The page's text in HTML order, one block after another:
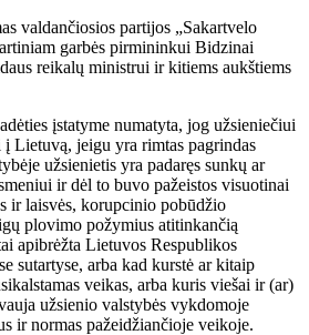
valdančiosios partijos „Sakartvelo
garbės pirmininkui Bidzinai
reikalų ministrui ir kitiems aukštiems
įstatyme numatyta, jog užsieniečiui
Lietuvą, jeigu yra rimtas pagrindas
užsienietis yra padaręs sunkų ar
ir dėl to buvo pažeistos visuotinai
ir laisvės, korupcinio pobūdžio
plovimo požymius atitinkančią
apibrėžta Lietuvos Respublikos
sutartyse, arba kad kurstė ar kitaip
veikas, arba kuris viešai ir (ar)
užsienio valstybės vykdomoje
ir normas pažeidžiančioje veikoje.